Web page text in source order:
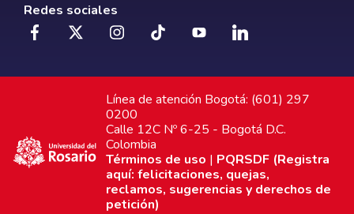
Redes sociales
Línea de atención Bogotá: (601) 297
0200
Calle 12C Nº 6-25 - Bogotá D.C.
Colombia
Términos de uso | PQRSDF (Registra
aquí: felicitaciones, quejas,
reclamos, sugerencias y derechos de
petición)